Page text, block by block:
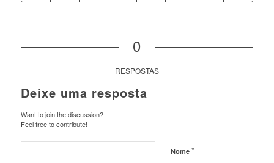
0
RESPOSTAS
Deixe uma resposta
Want to join the discussion?
Feel free to contribute!
Nome *